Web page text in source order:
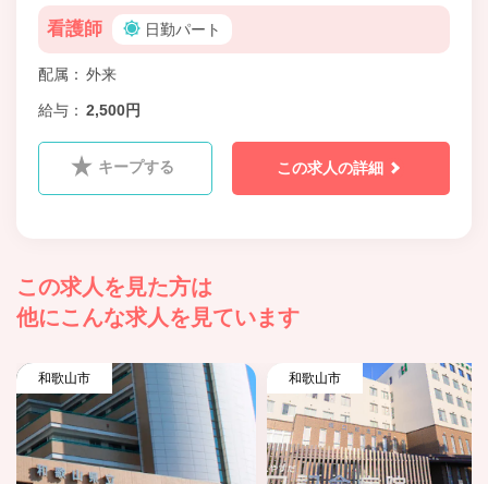
看護師 日勤パート
配属 外来
給与 2,500円
キープする この求人の詳細
この求人を見た方は
他にこんな求人を見ています
和歌山市 和歌山市